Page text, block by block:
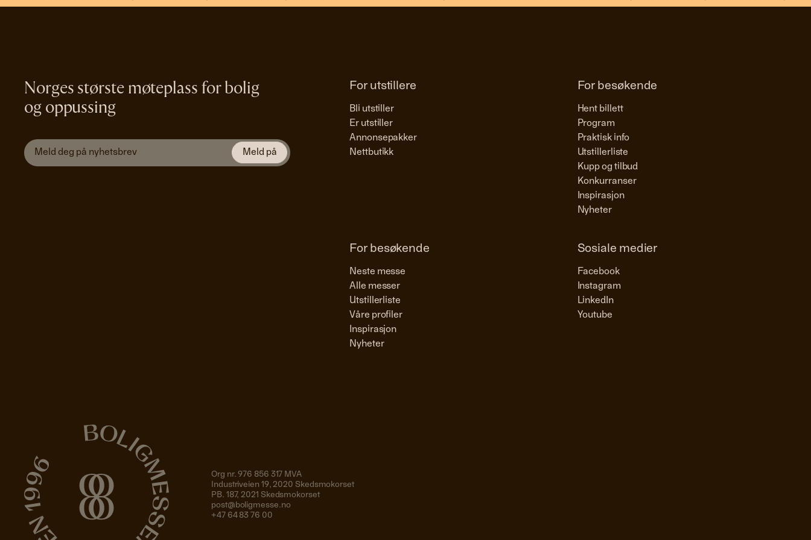
Norges største møteplass for bolig
og oppussing
For utstillere
Bli utstiller
Er utstiller
Annonsepakker
Nettbutikk
For besøkende
Hent billett
Program
Praktisk info
Utstillerliste
Kupp og tilbud
Konkurranser
Inspirasjon
Nyheter
For besøkende
Neste messe
Alle messer
Utstillerliste
Våre profiler
Inspirasjon
Nyheter
Sosiale medier
Facebook
Instagram
LinkedIn
Youtube
Org nr. 976 856 317 MVA
Industriveien 19, 2020 Skedsmokorset
PB. 187, 2021 Skedsmokorset
post@boligmesse.no
+47 64 83 76 00